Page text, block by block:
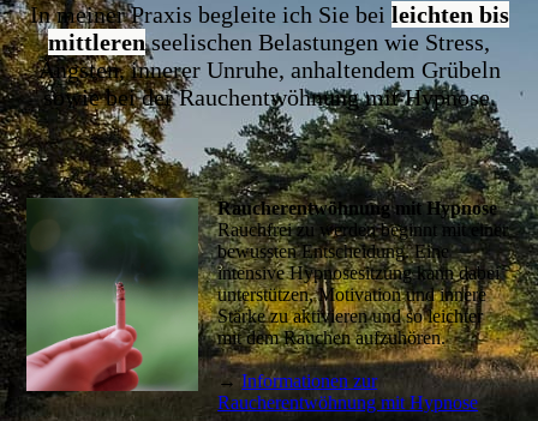
In meiner Praxis begleite ich Sie bei leichten bis
mittlerenseelischen Belastungen wie Stress,
Ängsten, innerer Unruhe, anhaltendem Grübeln
sowie bei der Rauchentwöhnung mit Hypnose.
Raucherentwöhnung mit Hypnose
Rauchfrei zu werden beginnt mit einer
bewussten Entscheidung. Eine
intensive Hypnosesitzung kann dabei
unterstützen, Motivation und innere
Stärke zu aktivieren und so leichter
mit dem Rauchen aufzuhören.
→Informationen zur
Raucherentwöhnung mit Hypnose